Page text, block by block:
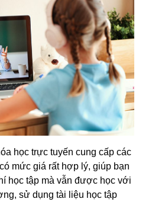
học trực tuyến cung cấp các
mức giá rất hợp lý, giúp bạn
học tập mà vẫn được học với
sử dụng tài liệu học tập